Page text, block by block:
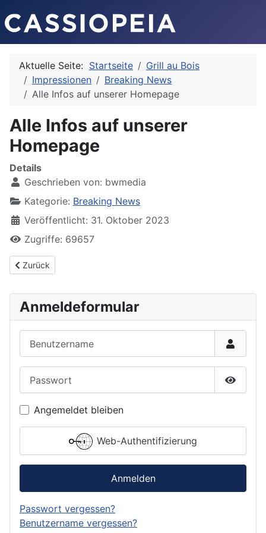
Aktuelle Seite: Startseite
Grill au Bois
Impressionen
Breaking News
Alle Infos auf unserer Homepage
Alle Infos auf unserer
Homepage
Details
Geschrieben von: bwmedia
Kategorie: Breaking News
Veröffentlicht: 31. Oktober 2023
Zugriffe: 69657
Vorheriger Beitrag: Neu Neu Neu Ab 13:00 Uhr sind wir täglich
Zurück
Anmeldeformular
Angemeldet bleiben
Web-Authentifizierung
Anmelden
Passwort vergessen?
Benutzername vergessen?